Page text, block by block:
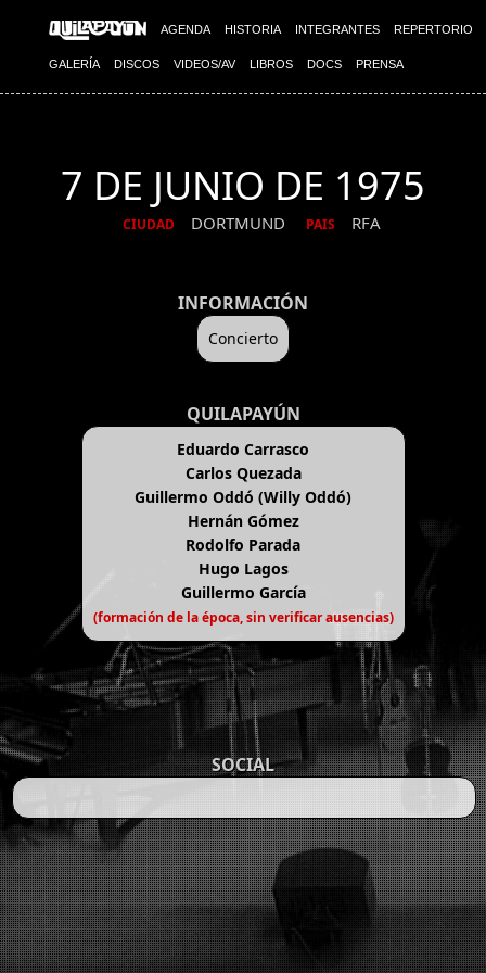
AGENDA HISTORIA INTEGRANTES REPERTORIO
GALERÍA DISCOS VIDEOS/AV LIBROS DOCS PRENSA
7 DE JUNIO DE 1975
CIUDAD DORTMUND PAIS RFA
INFORMACIÓN
Concierto
QUILAPAYÚN
Eduardo Carrasco
Carlos Quezada
Guillermo Oddó (Willy Oddó)
Hernán Gómez
Rodolfo Parada
Hugo Lagos
Guillermo García
(formación de la época, sin verificar ausencias)
SOCIAL